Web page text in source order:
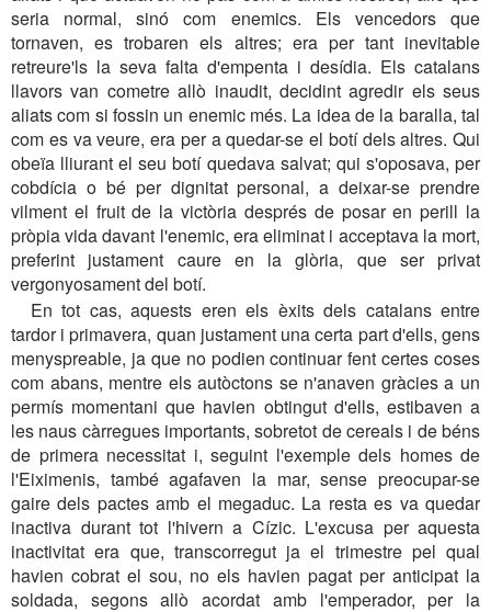
seria normal, sinó com enemics. Els vencedors que
tornaven, es trobaren els altres; era per tant inevitable
retreure'ls la seva falta d'empenta i desídia. Els catalans
llavors van cometre allò inaudit, decidint agredir els seus
aliats com si fossin un enemic més. La idea de la baralla, tal
com es va veure, era per a quedar-se el botí dels altres. Qui
obeïa lliurant el seu botí quedava salvat; qui s'oposava, per
cobdícia o bé per dignitat personal, a deixar-se prendre
vilment el fruit de la victòria després de posar en perill la
pròpia vida davant l'enemic, era eliminat i acceptava la mort,
preferint justament caure en la glòria, que ser privat
vergonyosament del botí.
En tot cas, aquests eren els èxits dels catalans entre
tardor i primavera, quan justament una certa part d'ells, gens
menyspreable, ja que no podien continuar fent certes coses
com abans, mentre els autòctons se n'anaven gràcies a un
permís momentani que havien obtingut d'ells, estibaven a
les naus càrregues importants, sobretot de cereals i de béns
de primera necessitat i, seguint l'exemple dels homes de
l'Eiximenis, també agafaven la mar, sense preocupar-se
gaire dels pactes amb el megaduc. La resta es va quedar
inactiva durant tot l'hivern a Cízic. L'excusa per aquesta
inactivitat era que, transcorregut ja el trimestre pel qual
havien cobrat el sou, no els havien pagat per anticipat la
soldada, segons allò acordat amb l'emperador, per la